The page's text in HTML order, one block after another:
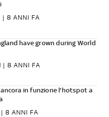
| 8 ANNI FA
have grown during World
| 8 ANNI FA
in funzione l'hotspot a
| 8 ANNI FA